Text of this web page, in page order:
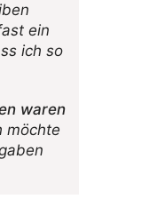
ein
ich so
waren
möchte